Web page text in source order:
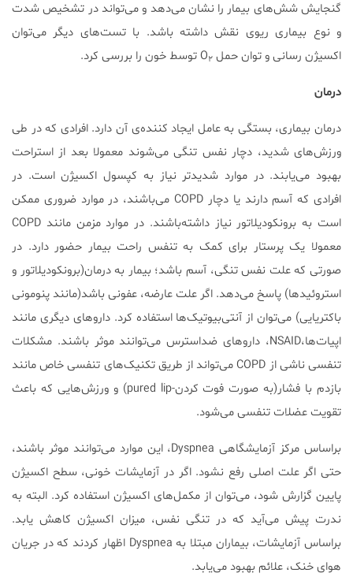
گنجایش شش‌های بیمار را نشان می‌دهد و می‌تواند در تشخیص شدت
و نوع بیماری ریوی نقش داشته باشد. با تست‌های دیگر می‌توان
اکسیژن رسانی و توان حمل O ۲ توسط خون را بررسی کرد.
درمان
درمان بیماری، بستگی به عامل ایجاد کننده‌ی آن دارد. افرادی که در طی
ورزش‌های شدید، دچار نفس تنگی می‌شوند معمولا بعد از استراحت
بهبود می‌یابند. در موارد شدیدتر نیاز به کپسول اکسیژن است. در
افرادی که آسم دارند یا دچار COPD می‌باشند، در موارد ضروری ممکن
است به برونکودیلاتور نیاز داشته‌باشند. در موارد مزمن مانند COPD
معمولا یک پرستار برای کمک به تنفس راحت بیمار حضور دارد. در
صورتی که علت نفس تنگی، آسم باشد؛ بیمار به درمان(برونکودیلاتور و
استروئیدها) پاسخ می‌دهد. اگر علت عارضه، عفونی باشد(مانند پنومونی
باکتریایی) می‌توان از آنتی‌بیوتیک‌ها استفاده کرد. داروهای دیگری مانند
اپیات‌ها،NSAID، داروهای ضداسترس می‌توانند موثر باشند. مشکلات
تنفسی ناشی از COPD می‌تواند از طریق تکنیک‌های تنفسی خاص مانند
بازدم با فشار(به صورت فوت کردن-pured lip) و ورزش‌هایی که باعث
تقویت عضلات تنفسی می‌شود.
براساس مرکز آزمایشگاهی Dyspnea، این موارد می‌توانند موثر باشند،
حتی اگر علت اصلی رفع نشود. اگر در آزمایشات خونی، سطح اکسیژن
پایین گزارش شود، می‌توان از مکمل‌های اکسیژن استفاده کرد. البته به
ندرت پیش می‌آید که در تنگی نفس، میزان اکسیژن کاهش یابد.
براساس آزمایشات، بیماران مبتلا به Dyspnea اظهار کردند که در جریان
هوای خنک، علائم بهبود می‌یابد.